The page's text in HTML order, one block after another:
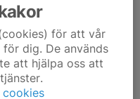
till passet i Svenska lag
ca 5 dagar innan
på antal
med!
för att vår
dig. De används
att hjälpa oss att
cookies